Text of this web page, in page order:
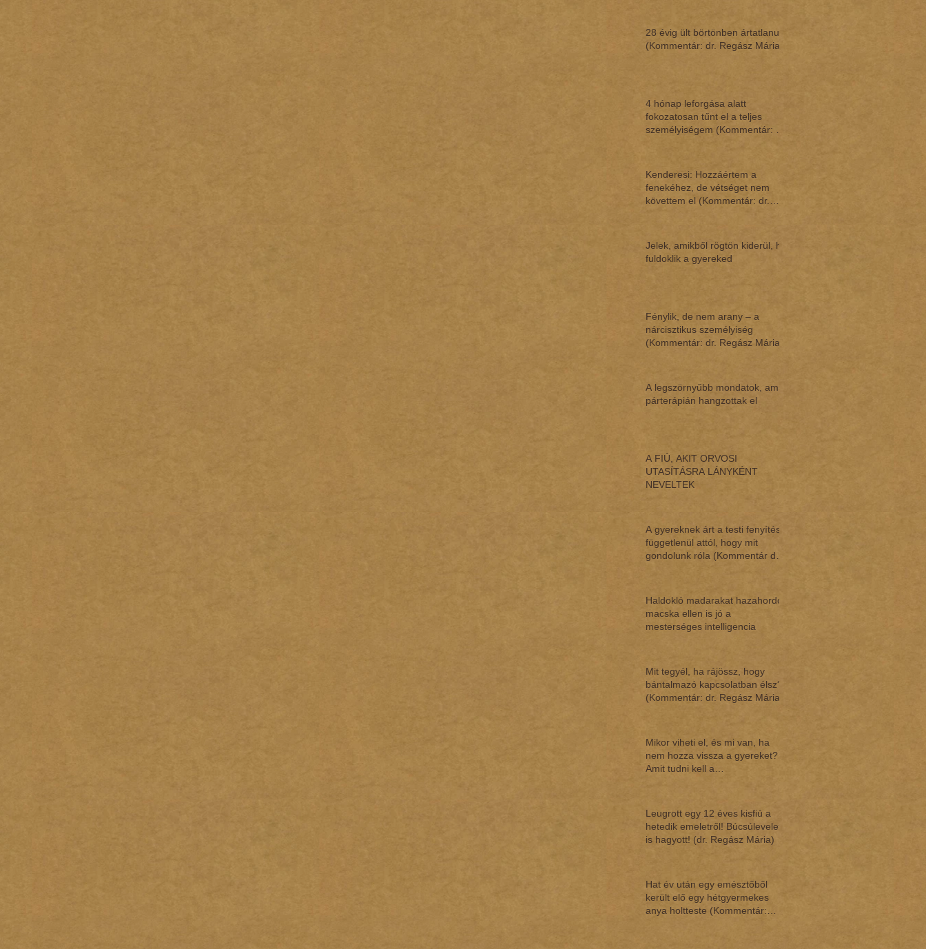
28 évig ült börtönben ártatlanul
(Kommentár: dr. Regász Mária)
4 hónap leforgása alatt
fokozatosan tűnt el a teljes
személyiségem (Kommentár: dr.
Kenderesi: Hozzáértem a
fenekéhez, de vétséget nem
követtem el (Kommentár: dr.
Jelek, amikből rögtön kiderül, ha
fuldoklik a gyereked
Fénylik, de nem arany – a
nárcisztikus személyiség
(Kommentár: dr. Regász Mária)
A legszörnyűbb mondatok, amik
párterápián hangzottak el
A FIÚ, AKIT ORVOSI
UTASÍTÁSRA LÁNYKÉNT
NEVELTEK
A gyereknek árt a testi fenyítés,
függetlenül attól, hogy mit
gondolunk róla (Kommentár dr.
Haldokló madarakat hazahordó
macska ellen is jó a
mesterséges intelligencia
Mit tegyél, ha rájössz, hogy
bántalmazó kapcsolatban élsz?
(Kommentár: dr. Regász Mária)
Mikor viheti el, és mi van, ha
nem hozza vissza a gyereket?
Amit tudni kell a
Leugrott egy 12 éves kisfiú a
hetedik emeletről! Búcsúlevelet
is hagyott! (dr. Regász Mária)
Hat év után egy emésztőből
került elő egy hétgyermekes
anya holtteste (Kommentár: